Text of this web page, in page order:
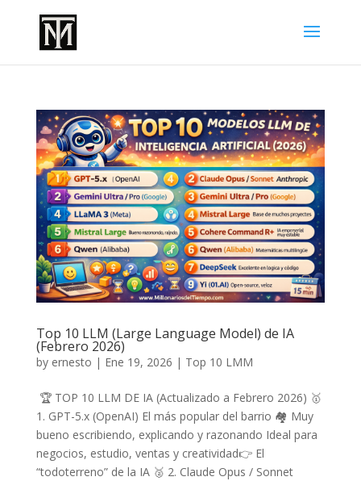
Top 10 LLM (Large Language Model) de IA
(Febrero 2026)
by ernesto | Ene 19, 2026 | Top 10 LMM
🏆 TOP 10 LLM DE IA (Actualizado a Febrero 2026) 🥇
1. GPT-5.x (OpenAI) El más popular del barrio 🏘️ Muy
bueno escribiendo, explicando y razonando Ideal para
negocios, estudio, ventas y creatividad👉 El
“todoterreno” de la IA 🥈 2. Claude Opus / Sonnet